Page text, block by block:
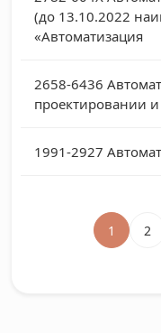
(до 13.10.2022
«Автоматизация
2658-6436
проектировании
1991-2927
1 2